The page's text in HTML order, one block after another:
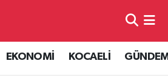
EKONOMİ KOCAELİ